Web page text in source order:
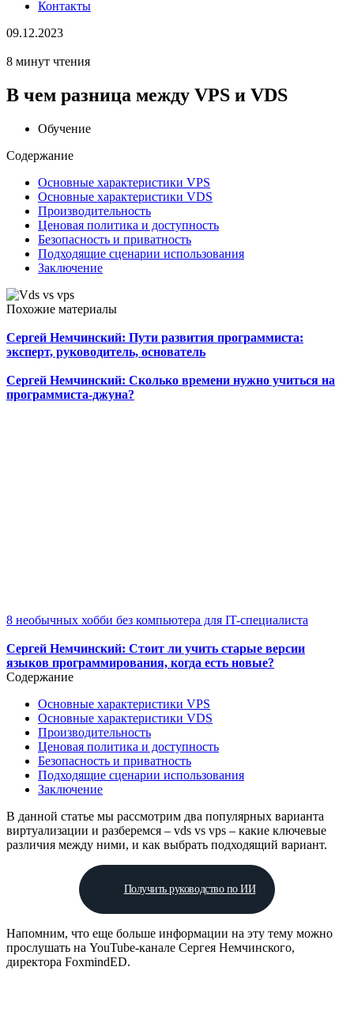
Контакты
09.12.2023
8 минут чтения
В чем разница между VPS и VDS
Обучение
Содержание
Основные характеристики VPS
Основные характеристики VDS
Производительность
Ценовая политика и доступность
Безопасность и приватность
Подходящие сценарии использования
Заключение
Похожие материалы
Сергей Немчинский: Пути развития программиста:
эксперт, руководитель, основатель
Сергей Немчинский: Сколько времени нужно учиться на
программиста-джуна?
8 необычных хобби без компьютера для IT-специалиста
Сергей Немчинский: Стоит ли учить старые версии
языков программирования, когда есть новые?
Содержание
Основные характеристики VPS
Основные характеристики VDS
Производительность
Ценовая политика и доступность
Безопасность и приватность
Подходящие сценарии использования
Заключение
В данной статье мы рассмотрим два популярных варианта
виртуализации и разберемся – vds vs vps – какие ключевые
различия между ними, и как выбрать подходящий вариант.
Получить руководство по ИИ
Напомним, что еще больше информации на эту тему можно
прослушать на YouTube-канале Сергея Немчинского,
директора FoxmindED.